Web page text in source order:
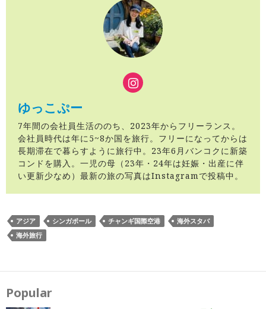
ゆっこぷー
7年間の会社員生活ののち、2023年からフリーランス。
会社員時代は年に5~8か国を旅行。フリーになってからは
長期滞在で暮らすように旅行中。23年6月バンコクに新築
コンドを購入。一児の母（23年・24年は妊娠・出産に伴
い更新少なめ）最新の旅の写真はInstagramで投稿中。
アジア シンガポール チャンギ国際空港
海外スタバ
海外旅行
投
ビ
ゲ
ー
Popular